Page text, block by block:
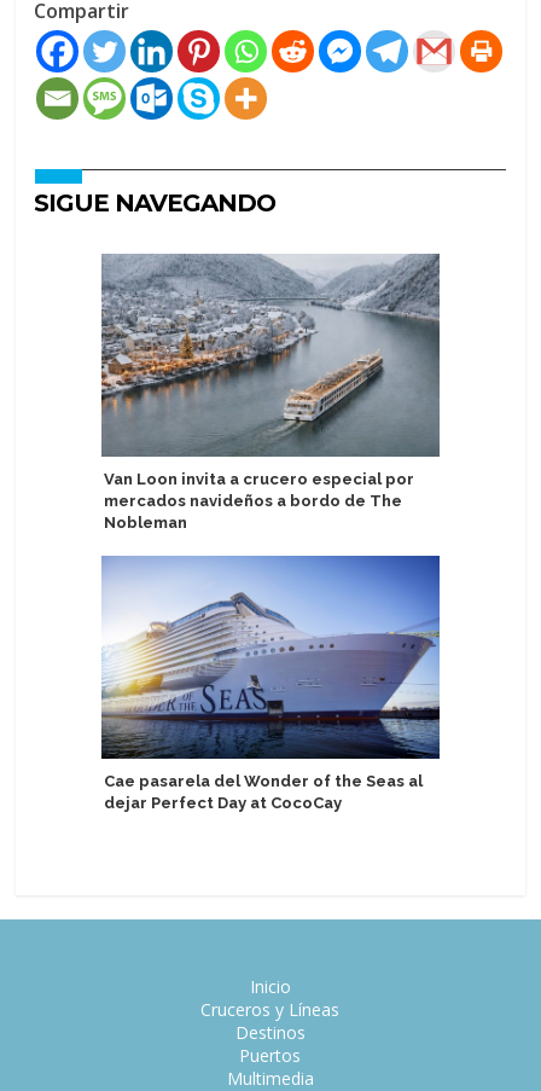
Compartir
SIGUE NAVEGANDO
Van Loon invita a crucero especial por
mercados navideños a bordo de The
Nobleman
Cae pasarela del Wonder of the Seas al
dejar Perfect Day at CocoCay
Inicio
Cruceros y Líneas
Destinos
Puertos
Multimedia